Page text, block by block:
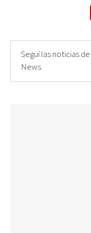
Seguí las noticias
News